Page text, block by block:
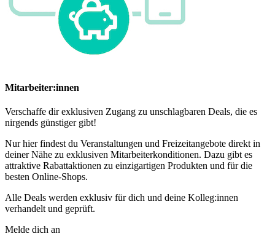
Mitarbeiter:innen
Verschaffe dir exklusiven Zugang zu unschlagbaren Deals, die es
nirgends günstiger gibt!
Nur hier findest du Veranstaltungen und Freizeitangebote direkt in
deiner Nähe zu exklusiven Mitarbeiterkonditionen. Dazu gibt es
attraktive Rabattaktionen zu einzigartigen Produkten und für die
besten Online-Shops.
Alle Deals werden exklusiv für dich und deine Kolleg:innen
verhandelt und geprüft.
Melde dich an